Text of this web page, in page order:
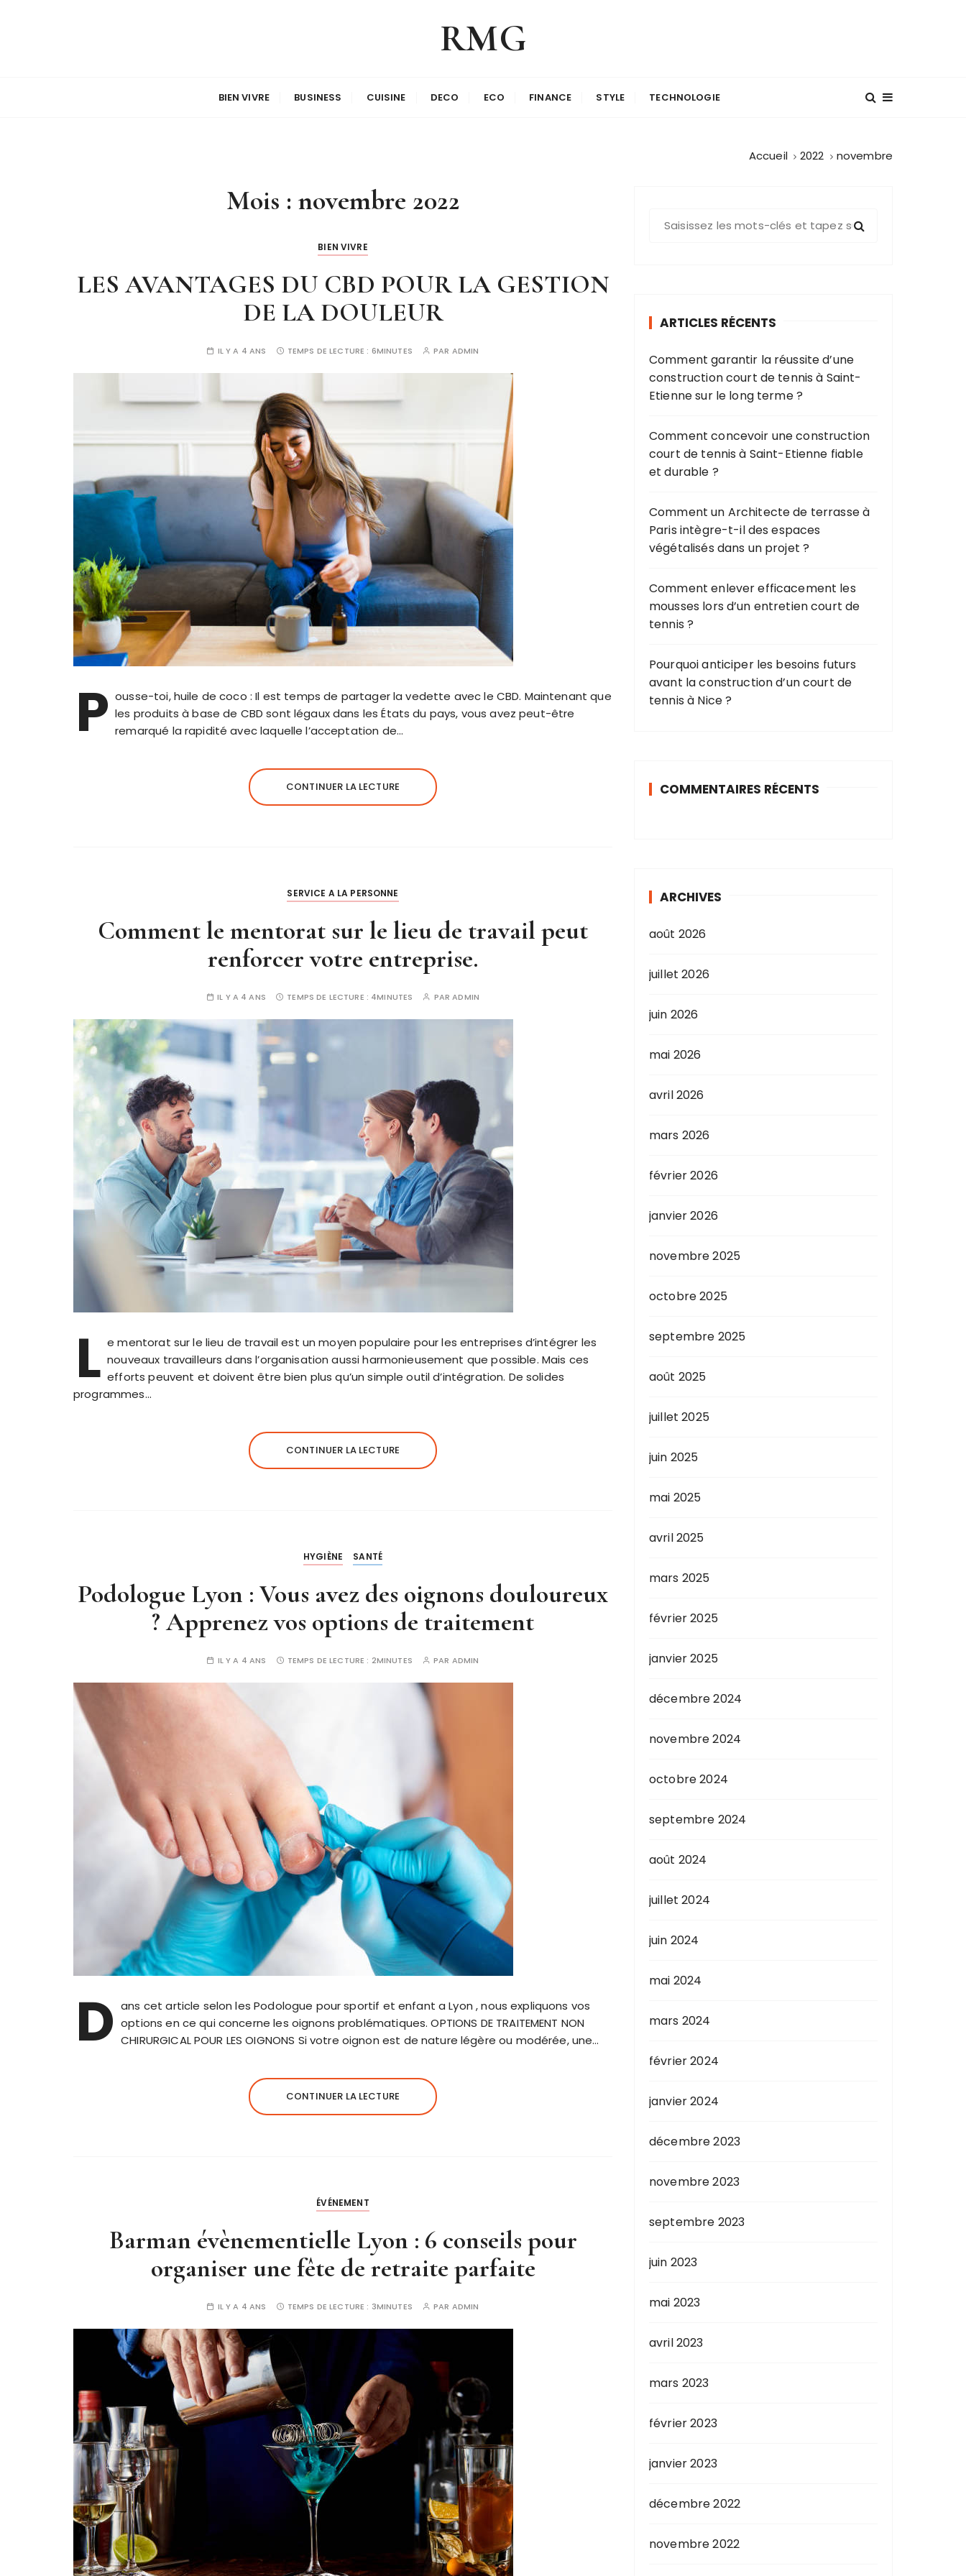
RMG
BIEN VIVRE BUSINESS CUISINE DECO ECO FINANCE STYLE TECHNOLOGIE
Accueil 2022 novembre
Mois : novembre 2022
BIEN VIVRE
LES AVANTAGES DU CBD POUR LA GESTION
DE LA DOULEUR
IL Y A 4 ANS TEMPS DE LECTURE : 6MINUTES PAR ADMIN
P ousse-toi, huile de coco : Il est temps de partager la vedette avec le CBD. Maintenant que
les produits à base de CBD sont légaux dans les États du pays, vous avez peut-être
remarqué la rapidité avec laquelle l’acceptation de…
CONTINUER LA LECTURE
SERVICE A LA PERSONNE
Comment le mentorat sur le lieu de travail peut
renforcer votre entreprise.
IL Y A 4 ANS TEMPS DE LECTURE : 4MINUTES PARADMIN
L e mentorat sur le lieu de travail est un moyen populaire pour les entreprises d’intégrer les
nouveaux travailleurs dans l’organisation aussi harmonieusement que possible. Mais ces
efforts peuvent et doivent être bien plus qu’un simple outil d’intégration. De solides
programmes…
CONTINUER LA LECTURE
HYGIÈNE SANTÉ
Podologue Lyon : Vous avez des oignons douloureux
? Apprenez vos options de traitement
IL Y A 4 ANS TEMPS DE LECTURE : 2MINUTES PAR ADMIN
D ans cet article selon les Podologue pour sportif et enfant a Lyon , nous expliquons vos
options en ce qui concerne les oignons problématiques. OPTIONS DE TRAITEMENT NON
CHIRURGICAL POUR LES OIGNONS Si votre oignon est de nature légère ou modérée, une…
CONTINUER LA LECTURE
ÉVÉNEMENT
Barman évènementielle Lyon : 6 conseils pour
organiser une fête de retraite parfaite
IL Y A 4 ANS TEMPS DE LECTURE : 3MINUTES PAR ADMIN
e
p
o
r
:
ARTICLES RÉCENTS
Comment garantir la réussite d’une
construction court de tennis à Saint-
Etienne sur le long terme ?
Comment concevoir une construction
court de tennis à Saint-Etienne fiable
et durable ?
Comment un Architecte de terrasse à
Paris intègre-t-il des espaces
végétalisés dans un projet ?
Comment enlever efficacement les
mousses lors d’un entretien court de
tennis ?
Pourquoi anticiper les besoins futurs
avant la construction d’un court de
tennis à Nice ?
COMMENTAIRES RÉCENTS
ARCHIVES
août 2026
juillet 2026
juin 2026
mai 2026
avril 2026
mars 2026
février 2026
janvier 2026
novembre 2025
octobre 2025
septembre 2025
août 2025
juillet 2025
juin 2025
mai 2025
avril 2025
mars 2025
février 2025
janvier 2025
décembre 2024
novembre 2024
octobre 2024
septembre 2024
août 2024
juillet 2024
juin 2024
mai 2024
mars 2024
février 2024
janvier 2024
décembre 2023
novembre 2023
septembre 2023
juin 2023
mai 2023
avril 2023
mars 2023
février 2023
janvier 2023
décembre 2022
novembre 2022